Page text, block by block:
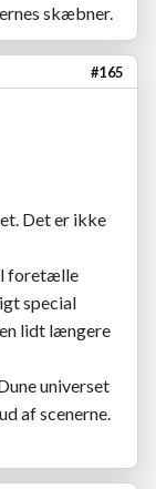
skæbner.
#165
Det er ikke
foretælle
special
lidt længere
universet
af scenerne.